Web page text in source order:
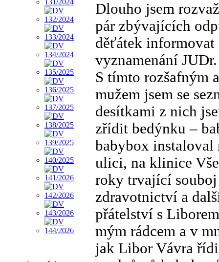
Dlouho jsem
pár zbývajících
děťátek informovat
vyznamenání
S tímto rozšafným
mužem jsem se
desítkami z nich
zřídit bedýnku –
babybox instaloval
ulici, na klinice
roky trvající
zdravotnictví a
přátelství s
mým rádcem a v
jak Libor Vávra